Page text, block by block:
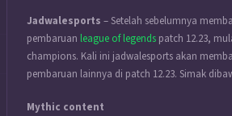
Jadwalesports – Setelah sebelumnya
pembaruan league of legends patch 12.23,
champions. Kali ini jadwalesports akan
pembaruan lainnya di patch 12.23. Simak
Mythic content